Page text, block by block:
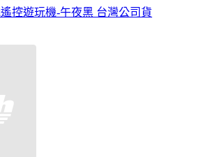
遙控遊玩機-午夜黑 台灣公司貨